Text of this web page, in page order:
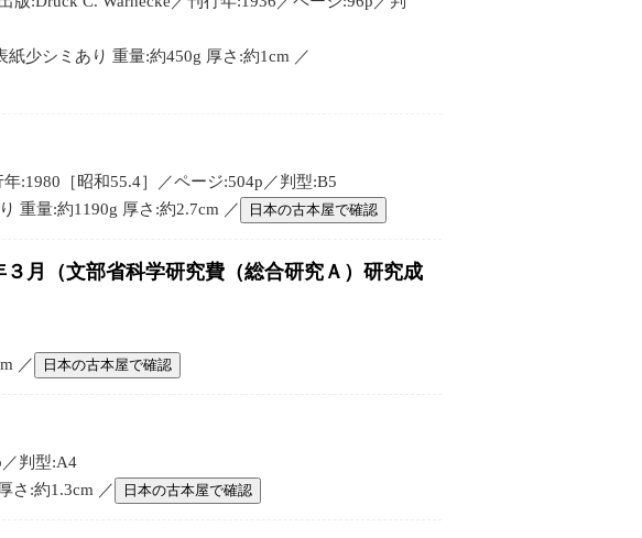
少シミあり 重量:約450g 厚さ:約1cm ／
:1980［昭和55.4］／ページ:504p／判型:B5
重量:約1190g 厚さ:約2.7cm ／
日本の古本屋で確認
月（文部省科学研究費（総合研究Ａ）研究成
／
日本の古本屋で確認
判型:A4
さ:約1.3cm ／
日本の古本屋で確認